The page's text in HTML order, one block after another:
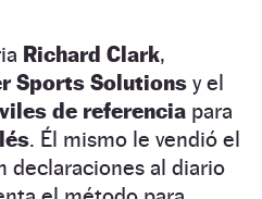
Richard Clark,
Sports Solutions y el
de referencia para
. Él mismo le vendió el
declaraciones al diario